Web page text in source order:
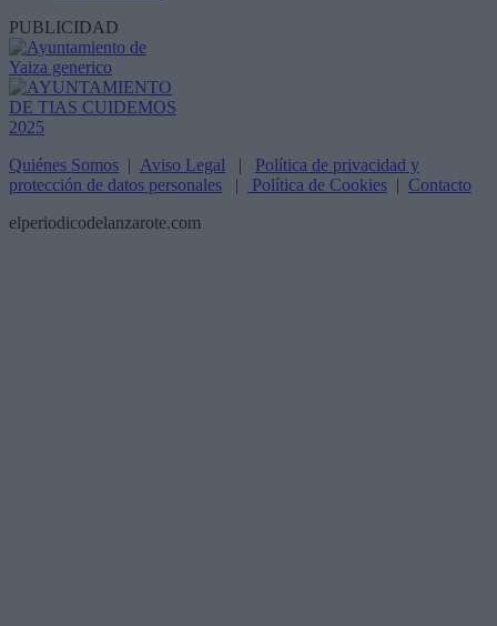
PUBLICIDAD
Quiénes Somos | Aviso Legal | Política de privacidad y
protección de datos personales | Política de Cookies | Contacto
elperiodicodelanzarote.com